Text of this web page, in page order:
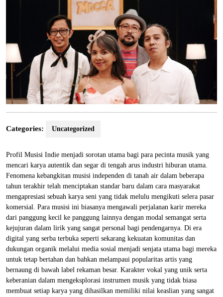
Categories: Uncategorized
Profil Musisi Indie menjadi sorotan utama bagi para pecinta musik yang
mencari karya autentik dan segar di tengah arus industri hiburan utama.
Fenomena kebangkitan musisi independen di tanah air dalam beberapa
tahun terakhir telah menciptakan standar baru dalam cara masyarakat
mengapresiasi sebuah karya seni yang tidak melulu mengikuti selera pasar
komersial. Para musisi ini biasanya mengawali perjalanan karir mereka
dari panggung kecil ke panggung lainnya dengan modal semangat serta
kejujuran dalam lirik yang sangat personal bagi pendengarnya. Di era
digital yang serba terbuka seperti sekarang kekuatan komunitas dan
dukungan organik melalui media sosial menjadi senjata utama bagi mereka
untuk tetap bertahan dan bahkan melampaui popularitas artis yang
bernaung di bawah label rekaman besar. Karakter vokal yang unik serta
keberanian dalam mengeksplorasi instrumen musik yang tidak biasa
membuat setiap karya yang dihasilkan memiliki nilai keaslian yang sangat